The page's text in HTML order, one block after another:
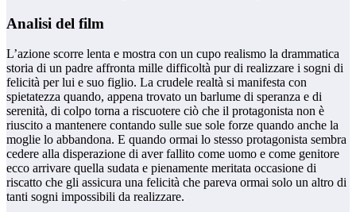
Analisi del film
L’azione scorre lenta e mostra con un cupo realismo la drammatica
storia di un padre affronta mille difficoltà pur di realizzare i sogni di
felicità per lui e suo figlio. La crudele realtà si manifesta con
spietatezza quando, appena trovato un barlume di speranza e di
serenità, di colpo torna a riscuotere ciò che il protagonista non è
riuscito a mantenere contando sulle sue sole forze quando anche la
moglie lo abbandona. E quando ormai lo stesso protagonista sembra
cedere alla disperazione di aver fallito come uomo e come genitore
ecco arrivare quella sudata e pienamente meritata occasione di
riscatto che gli assicura una felicità che pareva ormai solo un altro di
tanti sogni impossibili da realizzare.